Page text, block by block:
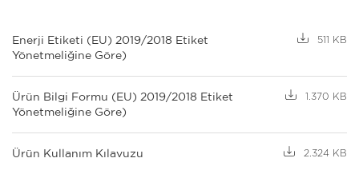
Enerji Etiketi (EU) 2019/2018 Etiket
Yönetmeliğine Göre)
511 KB
Ürün Bilgi Formu (EU) 2019/2018 Etiket
Yönetmeliğine Göre)
1.370 KB
Ürün Kullanım Kılavuzu 2.324 KB